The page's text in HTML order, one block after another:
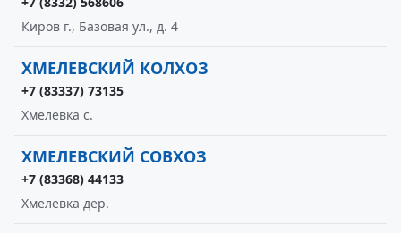
Киров г., Базовая ул., д. 4
ХМЕЛЕВСКИЙ КОЛХОЗ
+7 (83337) 73135
Хмелевка с.
ХМЕЛЕВСКИЙ СОВХОЗ
+7 (83368) 44133
Хмелевка дер.